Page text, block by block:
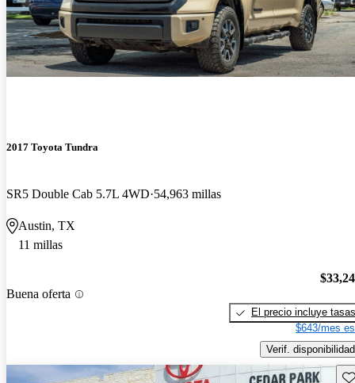
2017 Toyota Tundra
SR5 Double Cab 5.7L 4WD 54,963 millas
Austin, TX
11 millas
Buena oferta
El precio incluye tasas
$643/mes
Verif. disponibilidad